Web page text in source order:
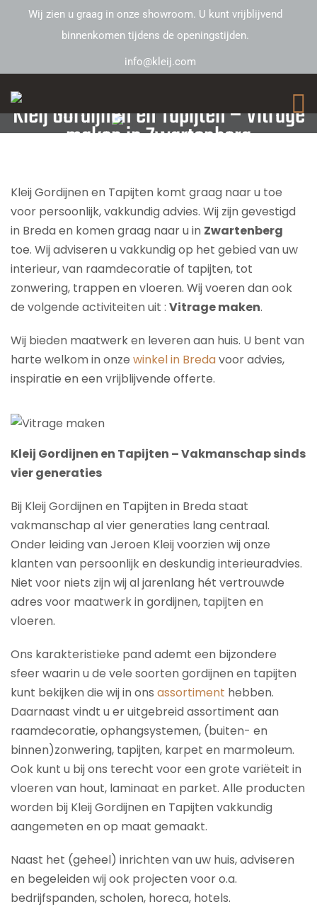
Wij zien u graag in onze showroom. U kunt vrijblijvend
binnenkomen tijdens de openingstijden.
info@kleij.com
Kleij Gordijnen en Tapijten – Vitrage
maken in Zwartenberg
Kleij Gordijnen en Tapijten komt graag naar u toe
voor persoonlijk, vakkundig advies. Wij zijn gevestigd
in Breda en komen graag naar u in Zwartenberg
toe. Wij adviseren u vakkundig op het gebied van uw
interieur, van raamdecoratie of tapijten, tot
zonwering, trappen en vloeren. Wij voeren dan ook
de volgende activiteiten uit : Vitrage maken.
Wij bieden maatwerk en leveren aan huis. U bent van
harte welkom in onze winkel in Bredavoor advies,
inspiratie en een vrijblijvende offerte.
Kleij Gordijnen en Tapijten – Vakmanschap sinds
vier generaties
Bij Kleij Gordijnen en Tapijten in Breda staat
vakmanschap al vier generaties lang centraal.
Onder leiding van Jeroen Kleij voorzien wij onze
klanten van persoonlijk en deskundig interieuradvies.
Niet voor niets zijn wij al jarenlang hét vertrouwde
adres voor maatwerk in gordijnen, tapijten en
vloeren.
Ons karakteristieke pand ademt een bijzondere
sfeer waarin u de vele soorten gordijnen en tapijten
kunt bekijken die wij in ons assortiment hebben.
Daarnaast vindt u er uitgebreid assortiment aan
raamdecoratie, ophangsystemen, (buiten- en
binnen)zonwering, tapijten, karpet en marmoleum.
Ook kunt u bij ons terecht voor een grote variëteit in
vloeren van hout, laminaat en parket. Alle producten
worden bij Kleij Gordijnen en Tapijten vakkundig
aangemeten en op maat gemaakt.
Naast het (geheel) inrichten van uw huis, adviseren
en begeleiden wij ook projecten voor o.a.
bedrijfspanden, scholen, horeca, hotels.